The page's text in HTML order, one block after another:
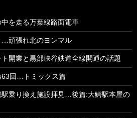
を走る万葉線路面電車
…頑張れ北のヨンマル
開業と黒部峡谷鉄道全線開通の話題
63回…トミックス篇
乗り換え施設拝見…後篇:大鰐駅本屋の